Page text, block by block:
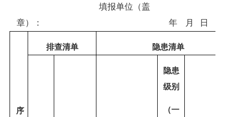
填报单位（盖
章）：
年 月 日
序
排查清单 隐患清单
隐患
级别
（一